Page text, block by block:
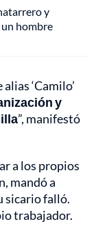
y
hombre
‘Camilo’
y
”, manifestó
a los propios
mandó a
sicario falló.
trabajador.